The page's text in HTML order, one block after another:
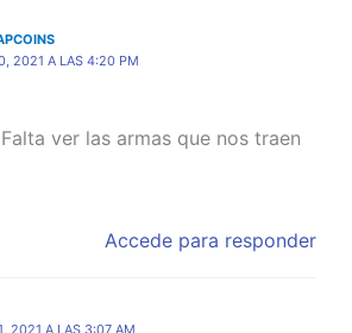
2021 A LAS 4:20 PM
ver las armas que nos traen
Accede para responder
2021 A LAS 3:07 AM